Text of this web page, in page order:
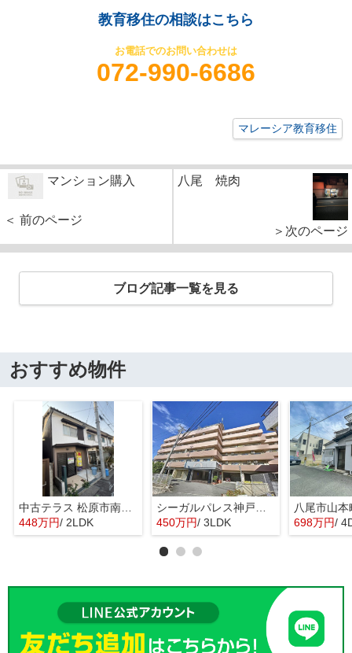
教育移住の相談はこちら
お電話でのお問い合わせは
072-990-6686
マレーシア教育移住
マンション購入
＜ 前のページ
八尾 焼肉
＞次のページ
ブログ記事一覧を見る
おすすめ物件
中古テラス 松原市南新町1
448万円/ 2LDK
シーガルパレス神戸山の手
450万円/ 3LDK 698万円/